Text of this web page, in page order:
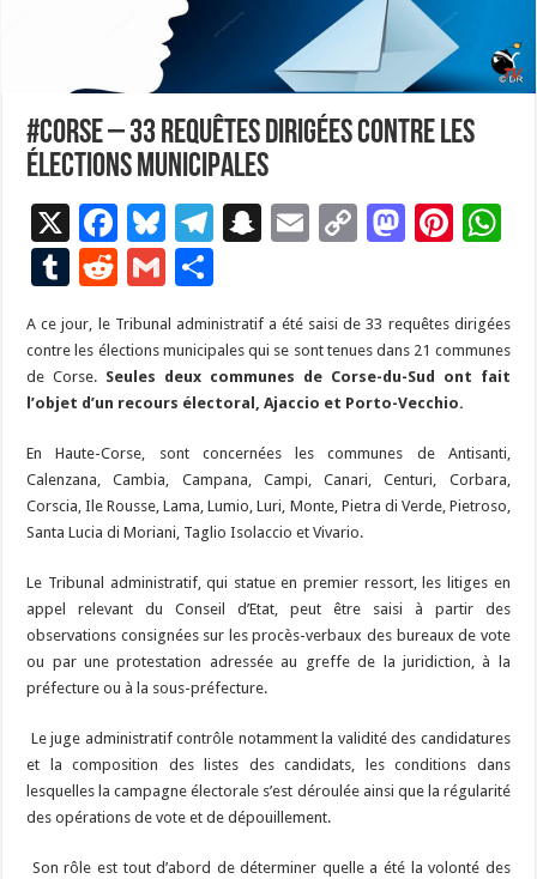
#Corse – 33 requêtes dirigées contre les
élections municipales
X
F
ac
e
b
o
o
k
Bl
u
es
ky
T
gr
a
m
S
p
c
h
at
E
l
C
y
Li
n
k
M
d
o
n
Pi
es
t
p
T
m
bl
r
R
e
d
di
t
G
m
ai
l
ar
ta
g
er
A ce jour, le Tribunal administratif a été saisi de 33 requêtes dirigées
contre les élections municipales qui se sont tenues dans 21 communes
de Corse. Seules deux communes de Corse-du-Sud ont fait
l’objet d’un recours électoral, Ajaccio et Porto-Vecchio.
En Haute-Corse, sont concernées les communes de Antisanti,
Calenzana, Cambia, Campana, Campi, Canari, Centuri, Corbara,
Corscia, Ile Rousse, Lama, Lumio, Luri, Monte, Pietra di Verde, Pietroso,
Santa Lucia di Moriani, Taglio Isolaccio et Vivario.
Le Tribunal administratif, qui statue en premier ressort, les litiges en
appel relevant du Conseil d’Etat, peut être saisi à partir des
observations consignées sur les procès-verbaux des bureaux de vote
ou par une protestation adressée au greffe de la juridiction, à la
préfecture ou à la sous-préfecture.
Le juge administratif contrôle notamment la validité des candidatures
et la composition des listes des candidats, les conditions dans
lesquelles la campagne électorale s’est déroulée ainsi que la régularité
des opérations de vote et de dépouillement.
Son rôle est tout d’abord de déterminer quelle a été la volonté des